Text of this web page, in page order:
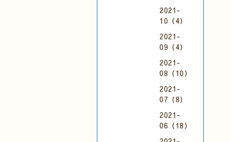
2021-
10（4）
2021-
09（4）
2021-
08（10）
2021-
07（8）
2021-
06（18）